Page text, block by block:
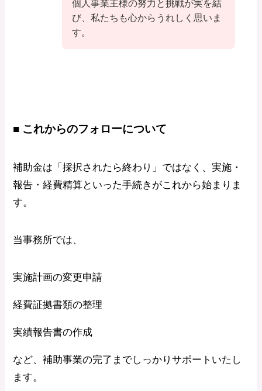
個人事業主様の努力と挑戦が実を結
び、私たちも心からうれしく思いま
す。
■ これからのフォローについて
補助金は「採択されたら終わり」ではなく、実施・
報告・経費精算といった手続きがこれから始まりま
す。
当事務所では、
実施計画の変更申請
経費証拠書類の整理
実績報告書の作成
など、補助事業の完了までしっかりサポートいたし
ます。